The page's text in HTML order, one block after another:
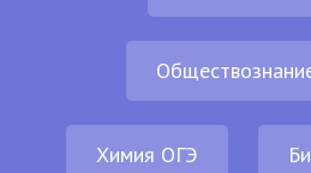
Химия ОГЭ